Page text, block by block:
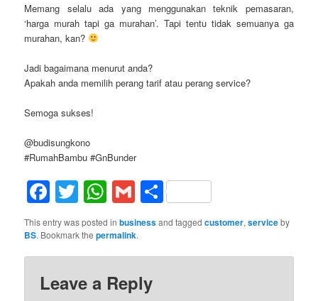
Memang selalu ada yang menggunakan teknik pemasaran,
‘harga murah tapi ga murahan’. Tapi tentu tidak semuanya ga
murahan, kan?
Jadi bagaimana menurut anda?
Apakah anda memilih perang tarif atau perang service?
Semoga sukses!
@budisungkono
#RumahBambu #GnBunder
Facebook
Twitter
WhatsApp
Gmail
Share
This entry was posted inbusinessand taggedcustomer,serviceby
BS. Bookmark thepermalink.
Leave a Reply